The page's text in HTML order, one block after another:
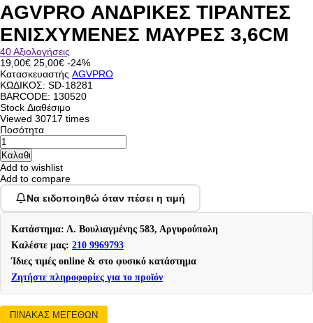
AGVPRO ΑΝΔΡΙΚΕΣ ΤΙΡΑΝΤΕΣ
ΕΝΙΣΧΥΜΕΝΕΣ ΜΑΥΡΕΣ 3,6CM
40 Αξιολογήσεις
19,00€ 25,00€ -24%
Κατασκευαστής AGVPRO
ΚΩΔΙΚΟΣ: SD-18281
BARCODE: 130520
Stock Διαθέσιμο
Viewed 30717 times
Ποσότητα
Add to wishlist
Add to compare
Να ειδοποιηθώ όταν πέσει η τιμή
Κατάστημα: Λ. Βουλιαγμένης 583, Αργυρούπολη
Καλέστε μας: 210 9969793
Ίδιες τιμές online & στο φυσικό κατάστημα
Ζητήστε πληροφορίες για το προϊόν
ΠΙΝΑΚΑΣ ΜΕΓΕΘΩΝ